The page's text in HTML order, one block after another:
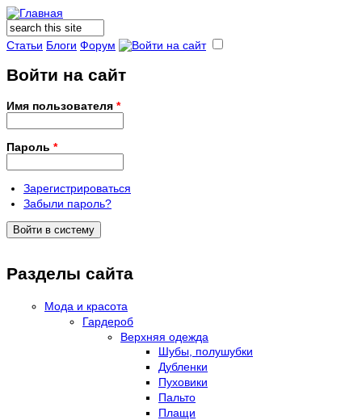
Форма поиска
Поиск
Статьи Блоги Форум
Войти на сайт
Имя пользователя *
Пароль *
Зарегистрироваться
Забыли пароль?
Разделы сайта
Мода и красота
Гардероб
Верхняя одежда
Шубы, полушубки
Дубленки
Пуховики
Пальто
Плащи